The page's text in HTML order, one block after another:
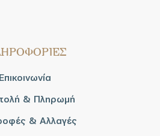
Επικοινωνία
& Πληρωμή
& Αλλαγές